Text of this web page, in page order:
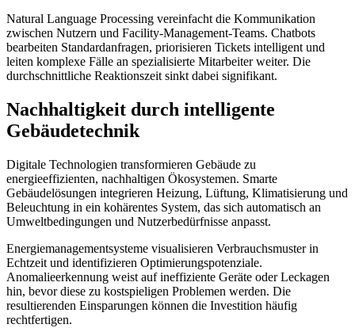
Natural Language Processing vereinfacht die Kommunikation
zwischen Nutzern und Facility-Management-Teams. Chatbots
bearbeiten Standardanfragen, priorisieren Tickets intelligent und
leiten komplexe Fälle an spezialisierte Mitarbeiter weiter. Die
durchschnittliche Reaktionszeit sinkt dabei signifikant.
Nachhaltigkeit durch intelligente
Gebäudetechnik
Digitale Technologien transformieren Gebäude zu
energieeffizienten, nachhaltigen Ökosystemen. Smarte
Gebäudelösungen integrieren Heizung, Lüftung, Klimatisierung und
Beleuchtung in ein kohärentes System, das sich automatisch an
Umweltbedingungen und Nutzerbedürfnisse anpasst.
Energiemanagementsysteme visualisieren Verbrauchsmuster in
Echtzeit und identifizieren Optimierungspotenziale.
Anomalieerkennung weist auf ineffiziente Geräte oder Leckagen
hin, bevor diese zu kostspieligen Problemen werden. Die
resultierenden Einsparungen können die Investition häufig
rechtfertigen.